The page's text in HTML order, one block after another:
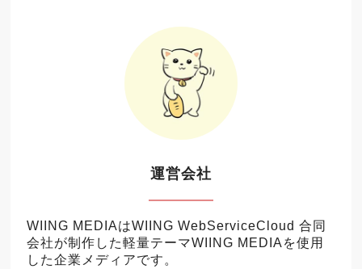
運営会社
WIING MEDIAはWIING WebServiceCloud 合同
会社が制作した軽量テーマWIING MEDIA を使用
した企業メディアです。